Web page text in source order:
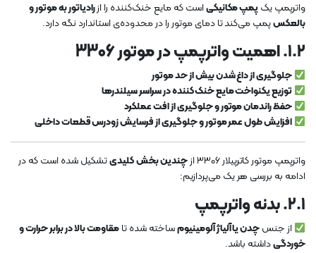
واترپمپ یکپمپ مکانیکیاست که مایع خنک‌کننده را ازرادیاتور به موتور و
بالعکسپمپ می‌کند تا دمای موتور را در محدوده‌ی استاندارد نگه دارد.
۱.۲. اهمیت واترپمپ در موتور 3306
جلوگیری از داغ شدن بیش از حد موتور
توزیع یکنواخت مایع خنک‌کننده در سراسر سیلندرها
حفظ راندمان موتور و جلوگیری از افت عملکرد
افزایش طول عمر موتور و جلوگیری از فرسایش زودرس قطعات داخلی
واترپمپ موتور کاترپیلار 3306 از چندین بخش کلیدیتشکیل شده است که در
ادامه به بررسی هر یک می‌پردازیم:
۲.۱. بدنه واترپمپ
از جنسچدن یا آلیاژ آلومینیومساخته شده تامقاومت بالا در برابر حرارت و
خوردگیداشته باشد.